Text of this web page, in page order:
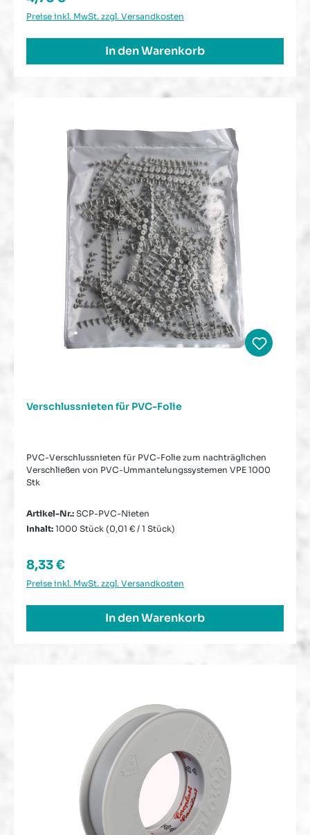
Preise inkl. MwSt. zzgl. Versandkosten
In den Warenkorb
Verschlussnieten für PVC-Folie
PVC-Verschlussnieten für PVC-Folie zum nachträglichen
Verschließen von PVC-Ummantelungssystemen VPE 1000
Stk
Artikel-Nr.: SCP-PVC-Nieten
Inhalt: 1000 Stück (0,01 € / 1 Stück)
Regulärer Preis:
8,33 €
Preise inkl. MwSt. zzgl. Versandkosten
In den Warenkorb